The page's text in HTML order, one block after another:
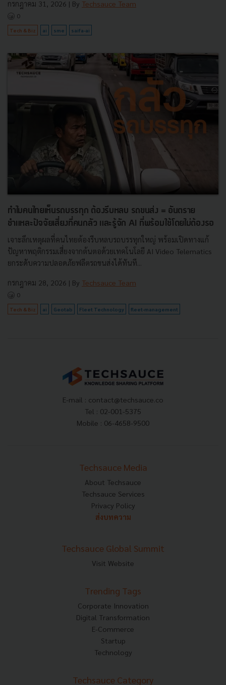
กรกฎาคม 31, 2026 | By Techsauce Team
0
Tech & Biz ai sme saifa-ai
ทำไมคนไทยเห็นรถบรรทุก ต้องรีบหลบ รถขนส่ง = อันตราย
ชำแหละปัจจัยเสี่ยงที่คนกลัว และรู้จัก AI ที่พร้อมใช้โดยไม่ต้องรอ
เจาะลึกเหตุผลที่คนไทยต้องรีบหลบรถบรรทุกใหญ่ พร้อมเปิดทางแก้
ปัญหาพฤติกรรมเสี่ยงจากต้นตอด้วยเทคโนโลยี AI Video Telematics
ยกระดับความปลอดภัยฟลีตรถขนส่งได้ทันที...
กรกฎาคม 28, 2026 | By Techsauce Team
0
Tech & Biz ai Geotab Fleet Technology fleet-management
E-mail : contact@techsauce.co
Tel : 02-001-5375
Mobile : 06-4658-9500
Techsauce Media
About Techsauce
Techsauce Services
Privacy Policy
ส่งบทความ
Techsauce Global Summit
Visit Website
Trending Tags
Corporate Innovation
Digital Transformation
E-Commerce
Startup
Technology
Techsauce Category